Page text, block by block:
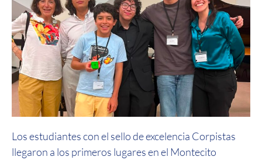
Los estudiantes con el sello de excelencia Corpistas
llegaron a los primeros lugares en el Montecito